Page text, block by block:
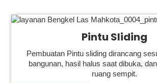
Pintu Sliding
Pembuatan Pintu sliding dirancang
bangunan, hasil halus saat dibuka,
ruang sempit.